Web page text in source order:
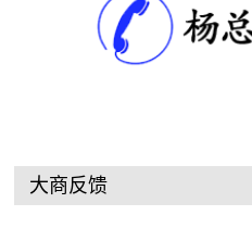
大商反馈